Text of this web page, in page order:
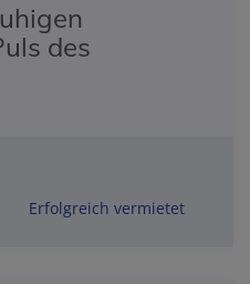
des
Erfolgreich vermietet